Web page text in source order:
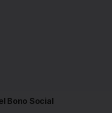
Bono Social